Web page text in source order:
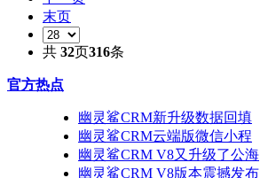
末页
共 32页316条
官方热点
幽灵鲨CRM新升级数据回填
幽灵鲨CRM云端版微信小程
幽灵鲨CRM V8又升级了公海
幽灵鲨CRM V8版本震撼发布